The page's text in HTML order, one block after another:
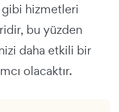
gibi hizmetleri
bu yüzden
daha etkili bir
olacaktır.